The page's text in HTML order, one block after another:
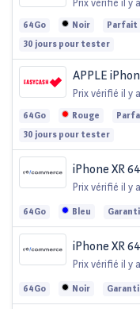
Prix vérifié il y
64Go Noir Parfait
30 jours pour tester
APPLE
Prix vérifié il y
64Go Rouge
30 jours pour tester
iPhone XR
Prix vérifié il y
64Go Bleu
iPhone XR
Prix vérifié il y
64Go Noir